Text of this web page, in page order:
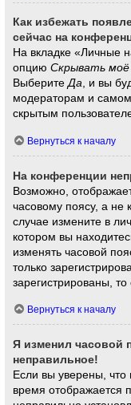
Как избежать
сейчас на
На вкладке «Личные
опциюСкрывать моё
ВыберитеДа, и вы
модераторам и
скрытым
Вернуться к началу
На конференции
Возможно,
часовому поясу, а не
случае измените в
котором вы
изменять часовой
только
зарегистрированы,
Вернуться к началу
Я изменил часовой
неправильное!
Если вы уверены, что
время отображается